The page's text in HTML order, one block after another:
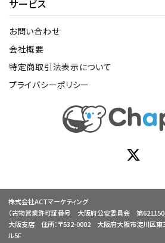
サービス
お問い合わせ
会社概要
特定商取引法表示について
プライバシーポリシー
株式会社ACTマーケティング
（古物営業許可証番号 大阪府公安委員会 第
大阪支店 住所：〒532-0002 大阪府大阪市淀川区東
ル5F